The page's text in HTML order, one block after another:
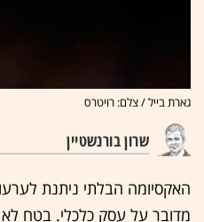
גארת בייל / צלם: רויטרס
שרון בורנשטיין
האקסיומה הבלתי ניתנת
מדובר על עסק כלכלי. בטח